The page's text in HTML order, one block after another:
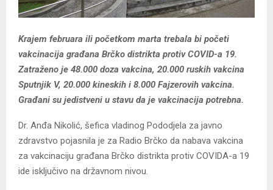
Krajem februara ili početkom marta trebala bi početi
vakcinacija građana Brčko distrikta protiv COVID-a 19.
Zatraženo je 48.000 doza vakcina, 20.000 ruskih vakcina
Sputnjik V, 20.000 kineskih i 8.000 Fajzerovih vakcina.
Građani su jedistveni u stavu da je vakcinacija potrebna.
Dr. Anđa Nikolić, šefica vladinog Pododjela za javno
zdravstvo pojasnila je za Radio Brčko da nabava vakcina
za vakcinaciju građana Brčko distrikta protiv COVIDA-a 19
ide isključivo na državnom nivou.